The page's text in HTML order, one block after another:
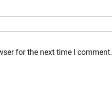
for the next time I comment.